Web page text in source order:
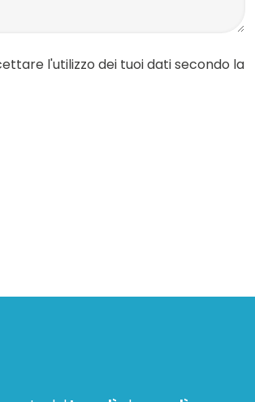
l'utilizzo dei tuoi dati secondo la